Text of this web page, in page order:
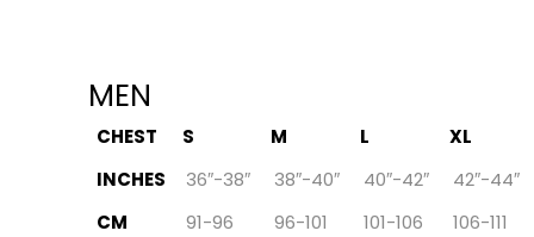
MEN
CHEST S M L
XL
INCHES
36″-38″ 38″-40″ 40″-42″
42″-44″
CM
91-96 96-101 101-106 106-111